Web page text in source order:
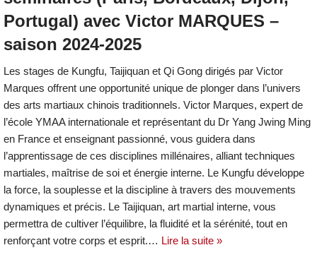
Portugal) avec Victor MARQUES –
saison 2024-2025
Les stages de Kungfu, Taijiquan et Qi Gong dirigés par Victor
Marques offrent une opportunité unique de plonger dans l’univers
des arts martiaux chinois traditionnels. Victor Marques, expert de
l’école YMAA internationale et représentant du Dr Yang Jwing Ming
en France et enseignant passionné, vous guidera dans
l’apprentissage de ces disciplines millénaires, alliant techniques
martiales, maîtrise de soi et énergie interne. Le Kungfu développe
la force, la souplesse et la discipline à travers des mouvements
dynamiques et précis. Le Taijiquan, art martial interne, vous
permettra de cultiver l’équilibre, la fluidité et la sérénité, tout en
renforçant votre corps et esprit.… Lire la suite »